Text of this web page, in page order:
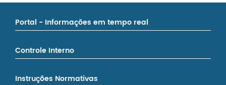
Portal - Informações em tempo real
Controle Interno
Instruções Normativas